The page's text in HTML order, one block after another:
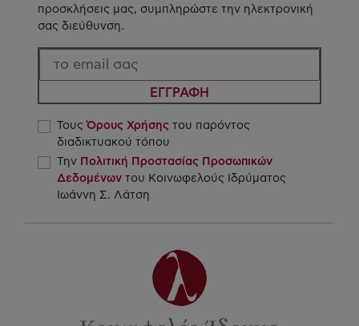
προσκλήσεις μας, συμπληρώστε την ηλεκτρονική
σας διεύθυνση.
ΕΓΓΡΑΦΗ
ΤουςΌρους Χρήσης του παρόντος
διαδικτυακού τόπου
Την Πολιτική Προστασίας Προσωπικών
Δεδομένων του Κοινωφελούς Ιδρύματος
Ιωάννη Σ. Λάτση